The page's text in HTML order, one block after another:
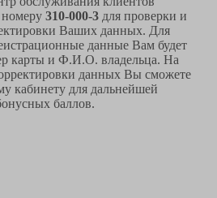
310-000-3 для проверки и
Ваших данных. Для
данные Вам будет
карты и Ф.И.О. владельца. На
данных Вы сможете
кабинету для дальнейшей
баллов.